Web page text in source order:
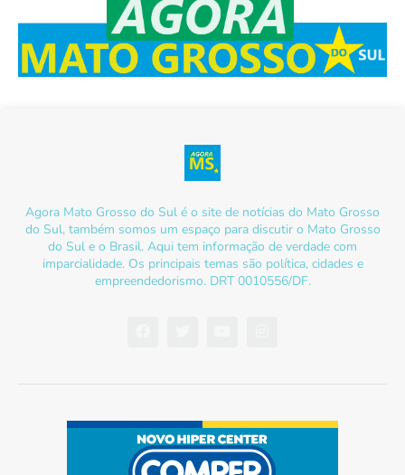
Agora Mato Grosso do Sul é o site de notícias do Mato Grosso
do Sul, também somos um espaço para discutir o Mato Grosso
do Sul e o Brasil. Aqui tem informação de verdade com
imparcialidade. Os principais temas são política, cidades e
empreendedorismo. DRT 0010556/DF.